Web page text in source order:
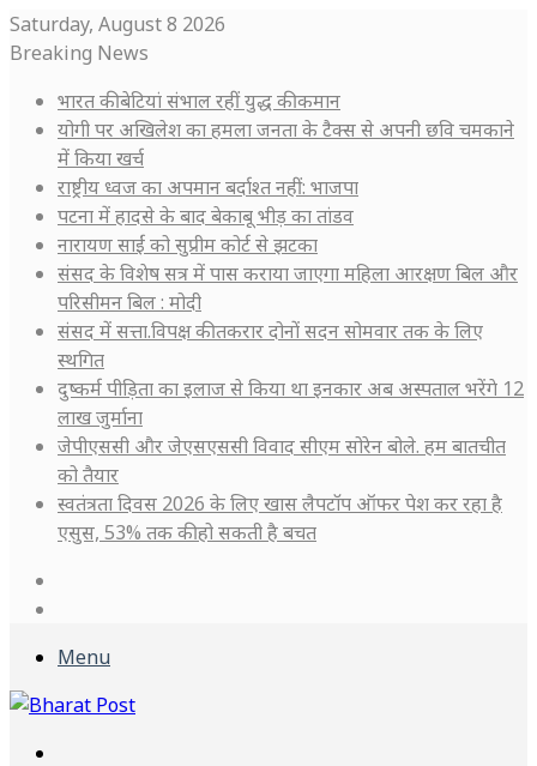
Saturday, August 8 2026
Breaking News
भारत की बेटियां संभाल रहीं युद्ध की कमान
योगी पर अखिलेश का हमला जनता के टैक्स से अपनी छवि चमकाने
में किया खर्च
राष्ट्रीय ध्वज का अपमान बर्दाश्त नहीं: भाजपा
पटना में हादसे के बाद बेकाबू भीड़ का तांडव
नारायण साईं को सुप्रीम कोर्ट से झटका
संसद के विशेष सत्र में पास कराया जाएगा महिला आरक्षण बिल और
परिसीमन बिल : मोदी
संसद में सत्ता.विपक्ष की तकरार दोनों सदन सोमवार तक के लिए
स्थगित
दुष्कर्म पीड़िता का इलाज से किया था इनकार अब अस्पताल भरेंगे 12
लाख जुर्माना
जेपीएससी और जेएसएससी विवाद सीएम सोरेन बोले. हम बातचीत
को तैयार
स्वतंत्रता दिवस 2026 के लिए खास लैपटॉप ऑफर पेश कर रहा है
एसुस, 53% तक की हो सकती है बचत
Menu